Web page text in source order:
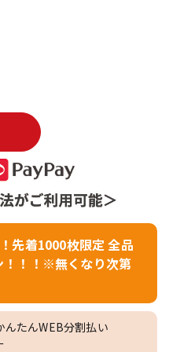
先着1000枚限定 全品
！！！※無くなり次第
たんWEB分割払い